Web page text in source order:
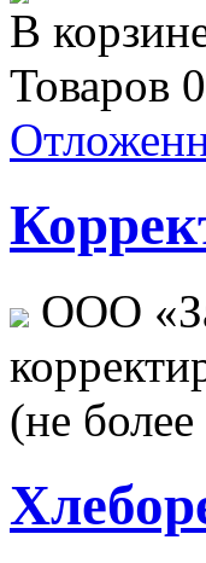
В
Товаров
ООО
(не